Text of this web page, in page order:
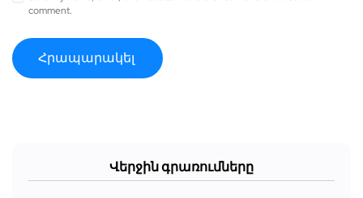
comment.
Վերջին գրառումները